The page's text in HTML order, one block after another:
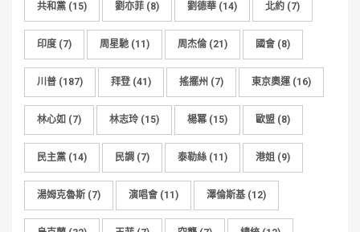
共和黨 (15) 劉亦菲 (8) 劉德華 (14) 北約 (7)
印度 (7) 周星馳 (11) 周杰倫 (21) 國會 (8)
川普 (187) 拜登 (41) 搖擺州 (7) 東京奧運(16)
林心如 (7) 林志玲 (15) 楊冪 (15) 歐盟 (8)
民主黨 (14) 民調 (7) 泰勒絲 (11) 港姐 (9)
湯姆克魯斯 (7) 演唱會 (11) 澤倫斯基 (12)